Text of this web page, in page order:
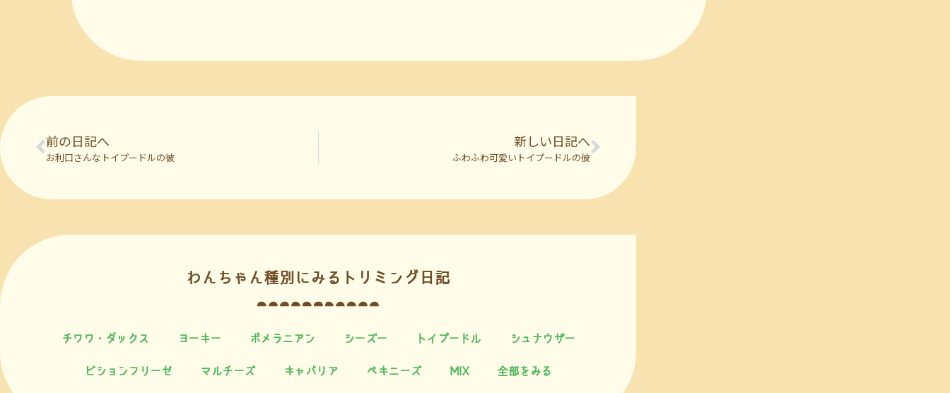
前の日記へ
お利口さんなトイプードルの彼
新しい日記へ
ふわふわ可愛いトイプードルの彼
わんちゃん種別にみるトリミング日記
チワワ・ダックス ヨーキー ポメラニアン シーズー トイプードル シュナウザー
ビションフリーゼ マルチーズ キャバリア ペキニーズ MIX 全部をみる